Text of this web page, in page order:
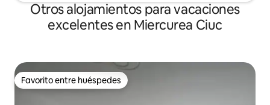
Otros alojamientos para vacaciones
excelentes en Miercurea Ciuc
Favorito entre huéspedes
Favorito entre huéspedes